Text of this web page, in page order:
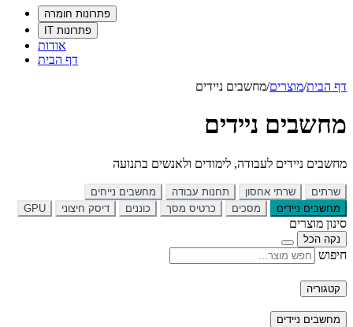
פתרונות חומרה
פתרונות IT
אודות
דף הבית
דף הבית/מוצרים/מחשבים ניידים
מחשבים ניידים
מחשבים ניידים לעבודה, לימודים ולאנשים בתנועה
שרתים שרתי אחסון תחנות עבודה
מחשבים נייחים
מחשבים ניידים
מסכים כרטיס מסך כוננים דיסק חיצוני GPU
סינון מוצרים
נקה הכל
חיפוש
קטגוריה
מחשבים ניידים